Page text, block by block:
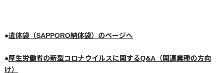
●遺体袋（SAPPORO納体袋）のページへ
●厚生労働省の新型コロナウイルスに関するQ&A（関連業種の方向
け）